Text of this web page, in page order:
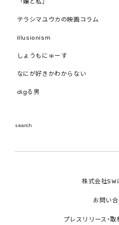
株式会社SW
お問い
プレスリリース・
「嬢と私」
テラシマユウカの映画コラム
illusionism
しょうもにゅーす
なにが好きかわからない
digる男
search